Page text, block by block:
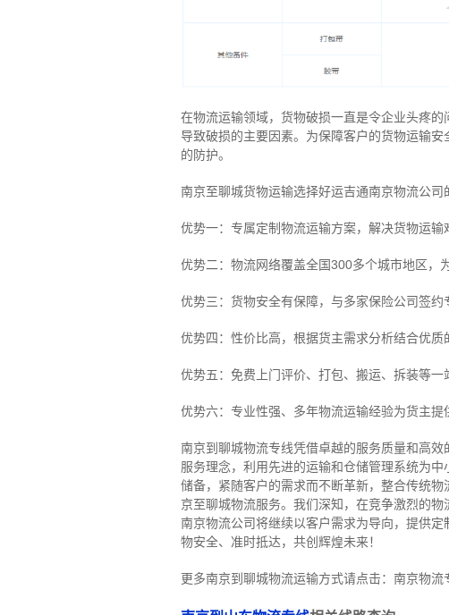
在物流运输领域，货物破损一直是令企业头疼
导致破损的主要因素。为保障客户的货物运输
的防护。
南京至聊城货物运输选择好运吉通南京物流公司
优势一：专属定制物流运输方案，解决货物运输
优势二：物流网络覆盖全国300多个城市地区，
优势三：货物安全有保障，与多家保险公司签
优势四：性价比高，根据货主需求分析结合优质
优势五：免费上门评价、打包、搬运、拆装等一
优势六：专业性强、多年物流运输经验为货主
南京到聊城物流专线凭借卓越的服务质量和高效
服务理念，利用先进的运输和仓储管理系统为
储备，紧随客户的需求而不断革新，整合传统
京至聊城物流服务。 我们深知，在竞争激烈的物
南京物流公司将继续以客户需求为导向，提供
物安全、准时抵达，共创辉煌未来！
更多南京到聊城物流运输方式请点击：南京物流